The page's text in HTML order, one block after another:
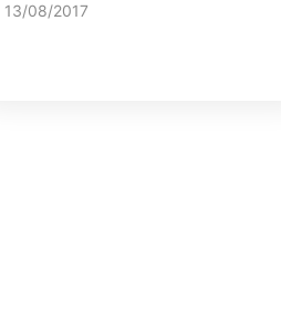
13/08/2017